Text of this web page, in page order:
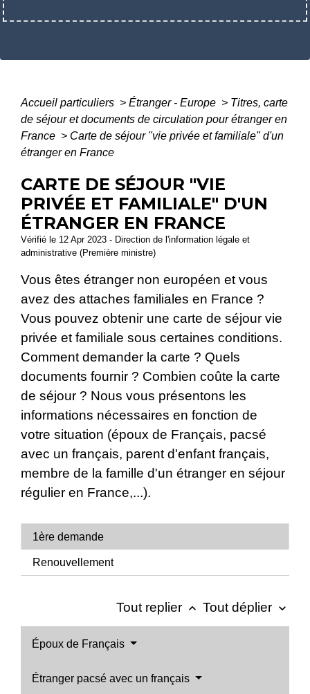
Accueil particuliers > Étranger - Europe > Titres, carte
de séjour et documents de circulation pour étranger en
France > Carte de séjour "vie privée et familiale" d'un
étranger en France
CARTE DE SÉJOUR "VIE
PRIVÉE ET FAMILIALE" D'UN
ÉTRANGER EN FRANCE
Vérifié le 12 Apr 2023 - Direction de l'information légale et
administrative (Première ministre)
Vous êtes étranger non européen et vous
avez des attaches familiales en France ?
Vous pouvez obtenir une carte de séjour vie
privée et familiale sous certaines conditions.
Comment demander la carte ? Quels
documents fournir ? Combien coûte la carte
de séjour ? Nous vous présentons les
informations nécessaires en fonction de
votre situation (époux de Français, pacsé
avec un français, parent d'enfant français,
membre de la famille d'un étranger en séjour
régulier en France,...).
1ère demande
Renouvellement
Tout replier keyboard_arrow_up Tout déplier keyboard_arrow_down
Époux de Français
Étranger pacsé avec un français